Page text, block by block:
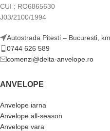
CUI : RO6865630
J03/2100/1994
Autostrada Pitesti – Bucuresti,
0744 626 589
comenzi@delta-anvelope.ro
ANVELOPE
Anvelope iarna
Anvelope all-season
Anvelope vara